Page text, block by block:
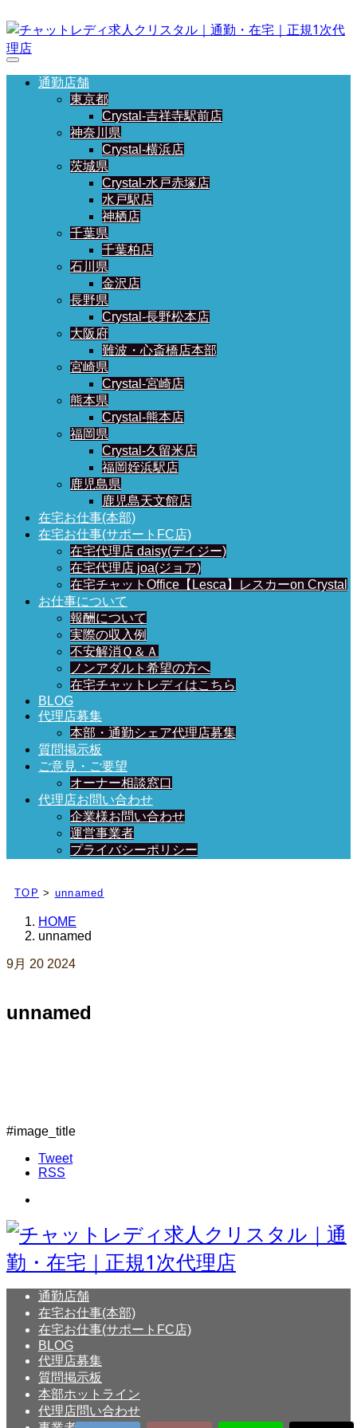
通勤店舗
東京都
Crystal-吉祥寺駅前店
神奈川県
Crystal-横浜店
茨城県
Crystal-水戸赤塚店
水戸駅店
神栖店
千葉県
千葉柏店
石川県
金沢店
長野県
Crystal-長野松本店
大阪府
難波・心斎橋店本部
宮崎県
Crystal-宮崎店
熊本県
Crystal-熊本店
福岡県
Crystal-久留米店
福岡姪浜駅店
鹿児島県
鹿児島天文館店
在宅お仕事(本部)
在宅お仕事(サポートFC店)
在宅代理店 daisy(デイジー)
在宅代理店 joa(ジョア)
在宅チャットOffice【Lesca】レスカーon Crystal
お仕事について
報酬について
実際の収入例
不安解消Ｑ＆Ａ
ノンアダルト希望の方へ
在宅チャットレディはこちら
BLOG
代理店募集
本部・通勤シェア代理店募集
質問掲示板
ご意見・ご要望
オーナー相談窓口
代理店お問い合わせ
企業様お問い合わせ
運営事業者
プライバシーポリシー
TOP > unnamed
HOME
unnamed
9月 20 2024
unnamed
#image_title
Tweet
RSS
通勤店舗
在宅お仕事(本部)
在宅お仕事(サポートFC店)
BLOG
代理店募集
質問掲示板
本部ホットライン
代理店問い合わせ